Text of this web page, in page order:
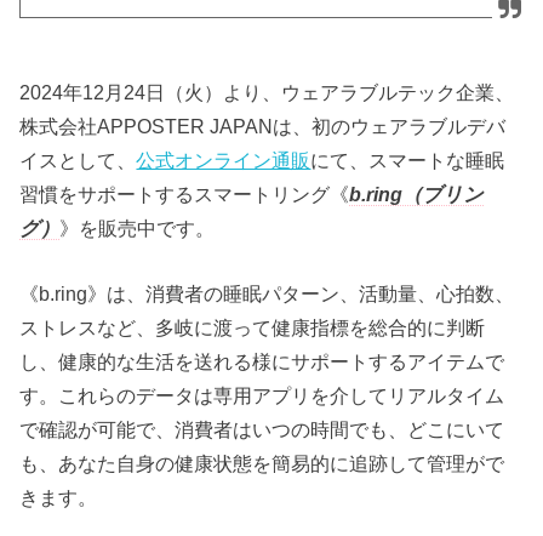
2024年12月24日（火）より、ウェアラブルテック企業、
株式会社APPOSTER JAPANは、初のウェアラブルデバ
イスとして、公式オンライン通販にて、スマートな睡眠
習慣をサポートするスマートリング《b.ring（ブリン
グ） 》を販売中です。
《b.ring》は、消費者の睡眠パターン、活動量、心拍数、
ストレスなど、多岐に渡って健康指標を総合的に判断
し、健康的な生活を送れる様にサポートするアイテムで
す。これらのデータは専用アプリを介してリアルタイム
で確認が可能で、消費者はいつの時間でも、どこにいて
も、あなた自身の健康状態を簡易的に追跡して管理がで
きます。